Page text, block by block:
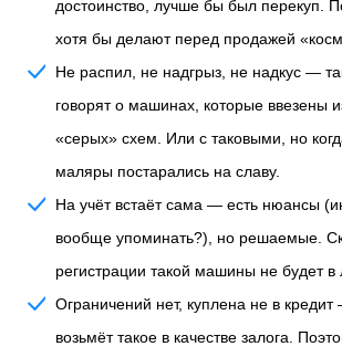
достоинство, лучше бы был перекуп.
хотя бы делают перед продажей
Не распил, не надгрыз, не надкус —
говорят о машинах, которые ввезены
«серых» схем. Или с таковыми, но
маляры постарались на славу.
На учёт встаёт сама — есть нюансы
вообще упоминать?), но решаемые.
регистрации такой машины не будет в
Ограничений нет, куплена не в кредит
возьмёт такое в качестве залога.